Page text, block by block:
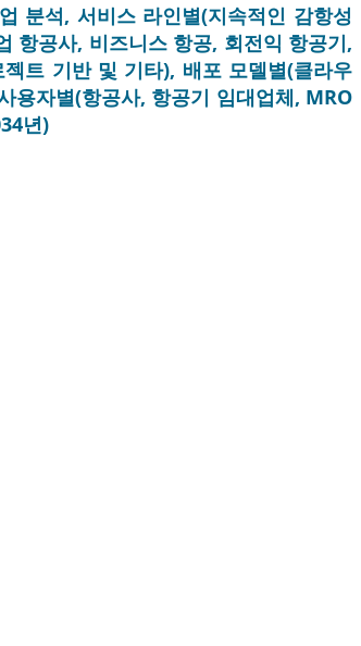
분석, 서비스 라인별(지속적인 감항성
항공사, 비즈니스 항공, 회전익 항공기,
트 기반 및 기타), 배포 모델별(클라우
용자별(항공사, 항공기 임대업체, MRO
년)